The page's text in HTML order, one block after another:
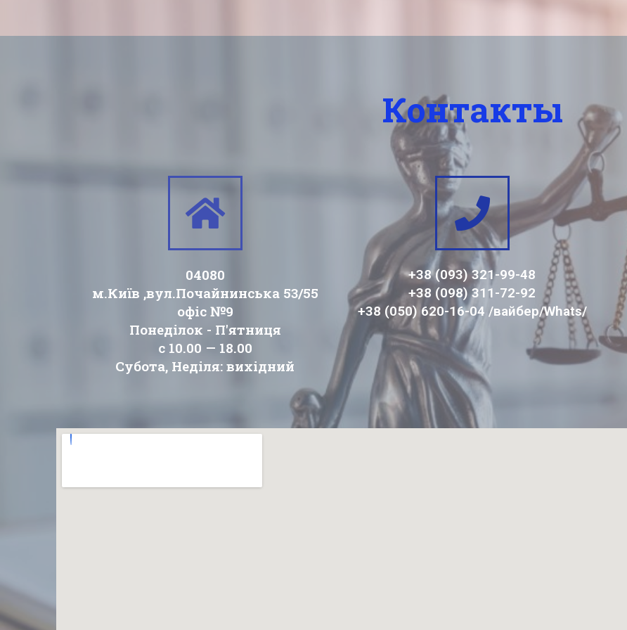
Контакты
04080
м.Київ ,вул.Почайнинська 53/55
офіс №9
Понеділок - П'ятниця
с 10.00 — 18.00
Субота, Неділя: вихідний
+38 (093) 321-99-48
+38 (098) 311-72-92
+38 (050) 620-16-04 /вайбер/Whats/